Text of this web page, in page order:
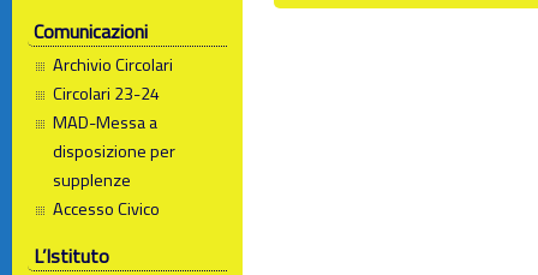
Comunicazioni
Archivio Circolari
Circolari 23-24
MAD-Messa a
disposizione per
supplenze
Accesso Civico
L’Istituto